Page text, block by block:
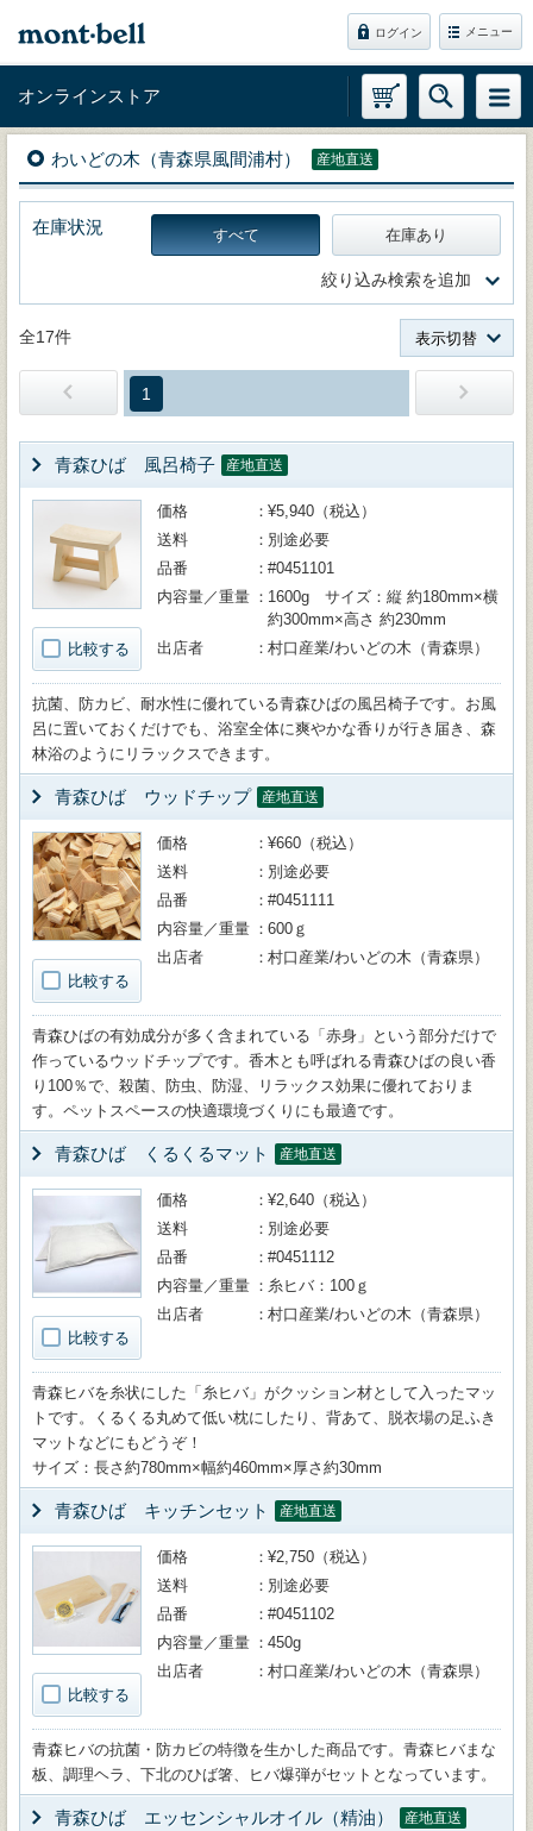
ログイン メニュー
オンラインストア
わいどの木（青森県風間浦村） 産地直送
在庫状況 すべて 在庫あり
絞り込み検索を追加
全17件 表示切替
1
青森ひば 風呂椅子 産地直送
比較する
価格
¥5,940（税込）
送料
別途必要
品番
#0451101
内容量／重量
1600g サイズ：縦 約180mm×横
約300mm×高さ 約230mm
出店者
村口産業/わいどの木（青森県）
抗菌、防カビ、耐水性に優れている青森ひばの風呂椅子です。お風
呂に置いておくだけでも、浴室全体に爽やかな香りが行き届き、森
林浴のようにリラックスできます。
青森ひば ウッドチップ 産地直送
比較する
価格
¥660（税込）
送料
別途必要
品番
#0451111
内容量／重量
600ｇ
出店者
村口産業/わいどの木（青森県）
青森ひばの有効成分が多く含まれている「赤身」という部分だけで
作っているウッドチップです。香木とも呼ばれる青森ひばの良い香
り100％で、殺菌、防虫、防湿、リラックス効果に優れておりま
す。ペットスペースの快適環境づくりにも最適です。
青森ひば くるくるマット 産地直送
比較する
価格
¥2,640（税込）
送料
別途必要
品番
#0451112
内容量／重量
糸ヒバ：100ｇ
出店者
村口産業/わいどの木（青森県）
青森ヒバを糸状にした「糸ヒバ」がクッション材として入ったマッ
トです。くるくる丸めて低い枕にしたり、背あて、脱衣場の足ふき
マットなどにもどうぞ！
サイズ：長さ約780mm×幅約460mm×厚さ約30mm
青森ひば キッチンセット 産地直送
比較する
価格
¥2,750（税込）
送料
別途必要
品番
#0451102
内容量／重量
450g
出店者
村口産業/わいどの木（青森県）
青森ヒバの抗菌・防カビの特徴を生かした商品です。青森ヒバまな
板、調理ヘラ、下北のひば箸、ヒバ爆弾がセットとなっています。
青森ひば エッセンシャルオイル（精油） 産地直送